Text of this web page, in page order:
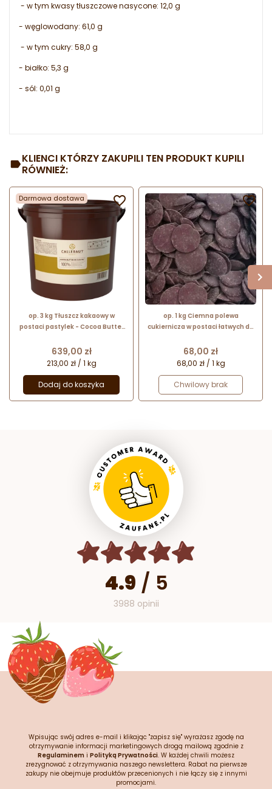
- w tym kwasy tłuszczowe nasycone: 12,0 g
- węglowodany: 61,0 g
- w tym cukry: 58,0 g
- białko: 5,3 g
- sól: 0,01 g
KLIENCI KTÓRZY ZAKUPILI TEN PRODUKT KUPILI
RÓWNIEŻ:
Darmowa dostawa
op. 3 kg Tłuszcz kakaowy w
postaci pastylek - Cocoa Butter
NCB-HDO3-654
Cena
639,00 zł
213,00 zł / 1 kg
Dodaj do koszyka

op. 1 kg Ciemna polewa
cukiernicza w postaci łatwych do
Temp Dark - Bakels Bakery
Ingredients
Cena
68,00 zł
68,00 zł / 1 kg
Chwilowy brak

4.9 / 5
3988 opinii
Wpisując swój adres e-mail i klikając "zapisz się" wyrażasz zgodę na
otrzymywanie informacji marketingowych drogą mailową zgodnie z
Regulaminem i Polityką Prywatności. W każdej chwili możesz
zrezygnować z otrzymywania naszego newslettera. Rabat na pierwsze
zakupy nie obejmuje produktów przecenionych i nie łączy się z innymi
promocjami.